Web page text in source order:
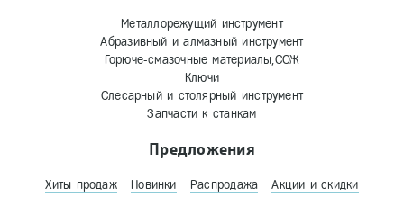
Металлорежущий инструмент
Абразивный и алмазный инструмент
Горюче-смазочные материалы,СОЖ
Ключи
Слесарный и столярный инструмент
Запчасти к станкам
Предложения
Хиты продаж Новинки Распродажа Акции и скидки